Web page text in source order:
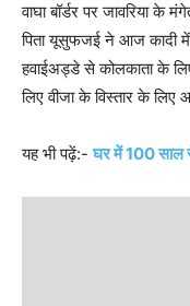
वाघा बॉर्डर पर
पिता यूसुफजई ने आज कादी में
हवाईअड्डे से कोलकाता के
लिए वीजा के विस्तार के लिए
यह भी पढ़ें:-घर में 100 साल